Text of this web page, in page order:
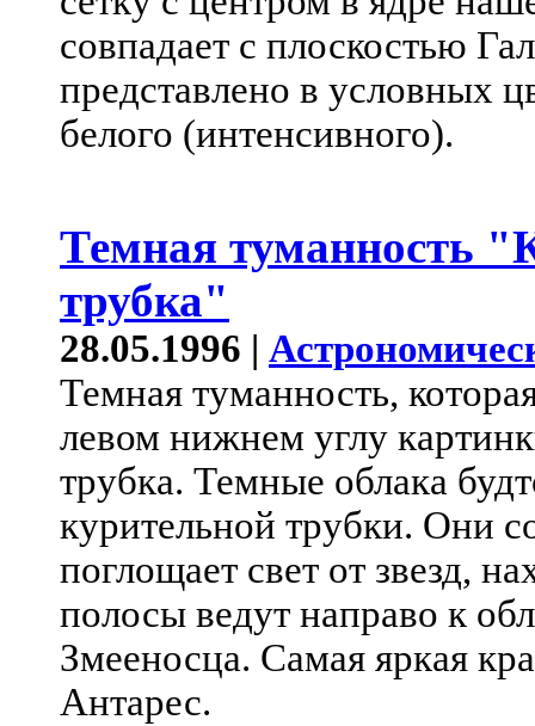
совпадает с плоскостью
представлено в условных
белого (интенсивного).
Темная туманность
трубка"
28.05.1996 |
Темная туманность,
левом нижнем углу
трубка. Темные облака
курительной трубки. Они
поглощает свет от звезд,
полосы ведут направо к
Змееносца. Самая яркая
Антарес.